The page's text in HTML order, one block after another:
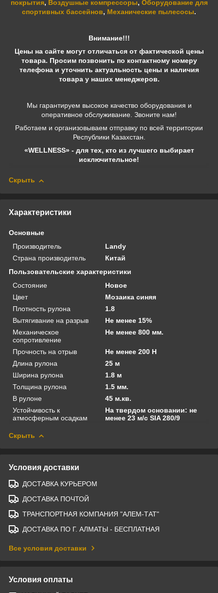
покрытия, Воздушные компрессоры, Оборудование для
спортивных бассейнов, Механические пылесосы.
Внимание!!!
Цены на сайте могут отличаться от фактической цены
товара. Просим позвонить по контактному номеру
телефона и уточнить актуальность цены и наличия
товара у наших менеджеров.
Мы гарантируем высокое качество оборудования и
оперативное обслуживание. Звоните нам!
Работаем и организовываем отправку по всей территории
Республики Казахстан.
«WELLNESS» - для тех, кто из лучшего выбирает
исключительное!
Скрыть
Характеристики
Основные
Производитель
Landy
Страна производитель
Китай
Пользовательские характеристики
Состояние
Новое
Цвет
Мозаика синяя
Плотность рулона
1.8
Вытягивание на разрыв
Не менее 15%
Механическое
сопротивление
Не менее 800 мм.
Прочность на отрыв
Не менее 200 Н
Длина рулона
25 м
Ширина рулона
1.8 м
Толщина рулона
1.5 мм.
В рулоне
45 м.кв.
Устойчивость к
атмосферным осадкам
На твердом основании: не
менее 23 м/с SIA 280/9
Скрыть
Условия доставки
ДОСТАВКА КУРЬЕРОМ
ДОСТАВКА ПОЧТОЙ
ТРАНСПОРТНАЯ КОМПАНИЯ "АЛЕМ-ТАТ"
ДОСТАВКА ПО Г. АЛМАТЫ - БЕСПЛАТНАЯ
Все условия доставки
Условия оплаты